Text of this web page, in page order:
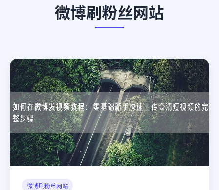
微博刷粉丝网站
微博刷粉丝网站